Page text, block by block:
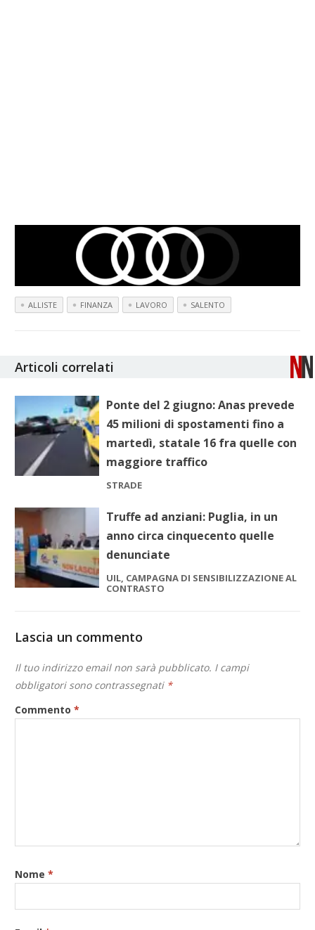
ALLISTE FINANZA LAVORO SALENTO
Articoli correlati
Ponte del 2 giugno: Anas prevede
45 milioni di spostamenti fino a
martedì, statale 16 fra quelle con
maggiore traffico
STRADE
Truffe ad anziani: Puglia, in un
anno circa cinquecento quelle
denunciate
UIL, CAMPAGNA DI SENSIBILIZZAZIONE AL
CONTRASTO
Lascia un commento
Il tuo indirizzo email non sarà pubblicato. I campi
obbligatori sono contrassegnati *
Commento*
Nome*